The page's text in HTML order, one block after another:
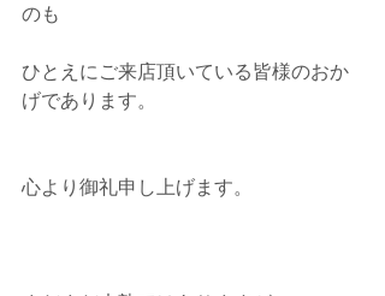
のも
ひとえにご来店頂いている皆様のおか
げであります。
心より御礼申し上げます。